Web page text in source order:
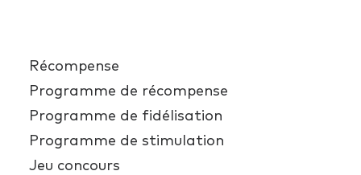
Récompense
Programme de récompense
Programme de fidélisation
Programme de stimulation
Jeu concours